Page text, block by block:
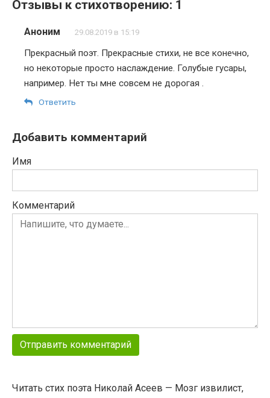
Отзывы к стихотворению: 1
Аноним 29.08.2019 в 15:19
Прекрасный поэт. Прекрасные стихи, не все конечно,
но некоторые просто наслаждение. Голубые гусары,
например. Нет ты мне совсем не дорогая .
Ответить
Добавить комментарий
Имя
Комментарий
Читать стих поэта Николай Асеев — Мозг извилист,